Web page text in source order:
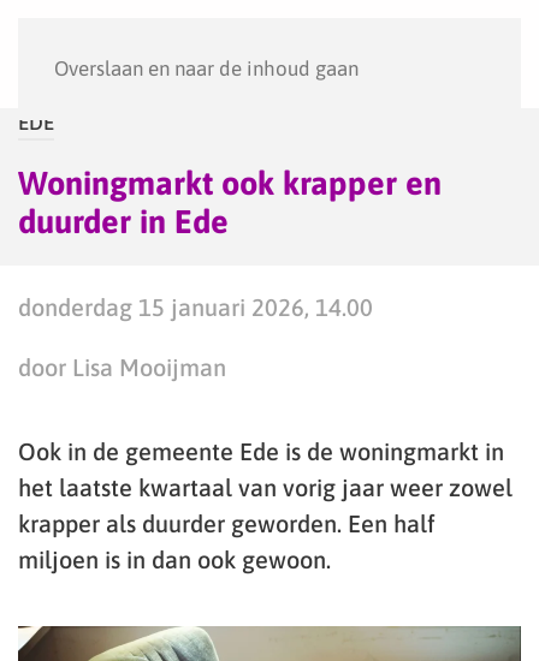
Overslaan en naar de inhoud gaan
EDE
Woningmarkt ook krapper en
duurder in Ede
donderdag 15 januari 2026, 14.00
door Lisa Mooijman
Ook in de gemeente Ede is de woningmarkt in
het laatste kwartaal van vorig jaar weer zowel
krapper als duurder geworden. Een half
miljoen is in dan ook gewoon.